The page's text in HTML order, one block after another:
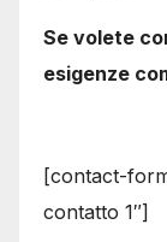
Se volete
esigenze
[contact-
contatto 1″]